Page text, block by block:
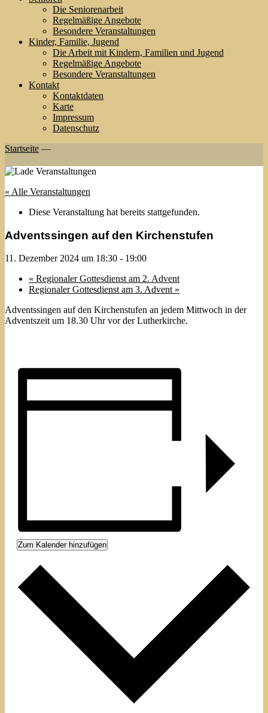
Die Seniorenarbeit
Regelmäßige Angebote
Besondere Veranstaltungen
Kinder, Familie, Jugend
Die Arbeit mit Kindern, Familien und Jugend
Regelmäßige Angebote
Besondere Veranstaltungen
Kontakt
Kontaktdaten
Karte
Impressum
Datenschutz
Startseite —
« Alle Veranstaltungen
Diese Veranstaltung hat bereits stattgefunden.
Adventssingen auf den Kirchenstufen
11. Dezember 2024 um 18:30 - 19:00
« Regionaler Gottesdienst am 2. Advent
Regionaler Gottesdienst am 3. Advent »
Adventssingen auf den Kirchenstufen an jedem Mittwoch in der
Adventszeit um 18.30 Uhr vor der Lutherkirche.
Zum Kalender hinzufügen